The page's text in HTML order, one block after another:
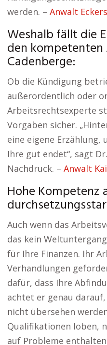
werden. – Anwalt
Weshalb fällt die
den
Cadenberge:
Ob die Kündigung
außerordentlich oder
Arbeitsrechtsexperte
Vorgaben sicher.
eine eigene Erzählung,
Ihre gut endet“, sagt
Nachdruck. – Anwalt
Hohe Kompetenz
Auch wenn das
das kein
für Ihre Finanzen. Ihr
Verhandlungen
dafür, dass Ihre
achtet er genau
nicht übersehen
Qualifikationen loben,
auf Probleme